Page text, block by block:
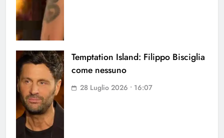
Temptation Island: Filippo Bisciglia
come nessuno
28 Luglio 2026 • 16:07